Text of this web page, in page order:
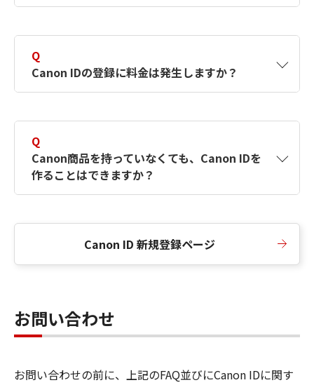
択したサービスから取得します。アカウントを
簡単に作成できるように、この情報を使用して
Canon IDの登録フォームを入力します。
Q
Canon IDの登録に料金は発生しますか？
Q
Canon商品を持っていなくても、Canon IDを
作ることはできますか？
Canon ID 新規登録ページ
お問い合わせ
お問い合わせの前に、上記のFAQ並びにCanon IDに関す